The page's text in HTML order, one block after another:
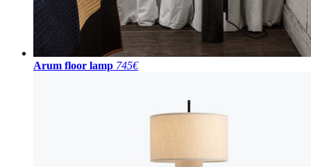
Arum floor lamp 745€